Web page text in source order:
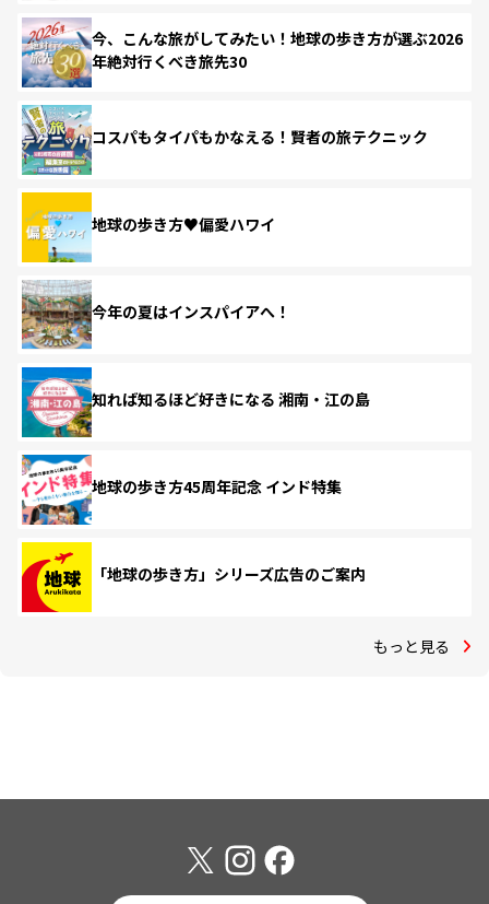
今、こんな旅がしてみたい！地球の歩き方が選ぶ2026
年絶対行くべき旅先30
コスパもタイパもかなえる！賢者の旅テクニック
地球の歩き方♥偏愛ハワイ
今年の夏はインスパイアへ！
知れば知るほど好きになる 湘南・江の島
地球の歩き方45周年記念 インド特集
「地球の歩き方」シリーズ広告のご案内
もっと見る